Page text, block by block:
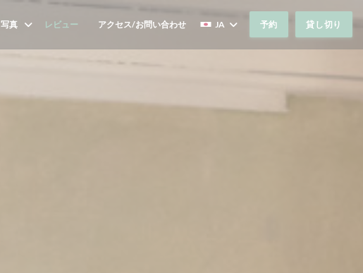
写真 レビュー ((新しいウィンドウで開きます))
アクセス/お問い合わせ JA 予約 貸し切り